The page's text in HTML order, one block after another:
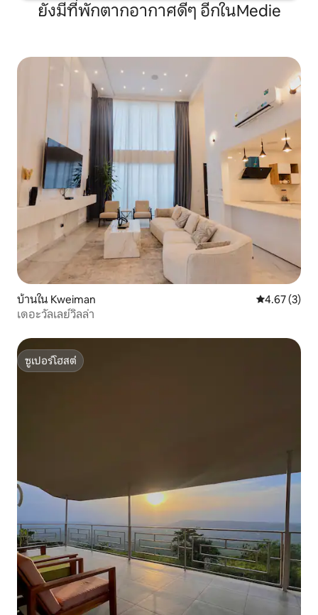
ยังมีที่พักตากอากาศดีๆ อีกในMedie
บ้านใน Kweiman คะแนนเฉลี่ย
4.67 (3)
เดอะวัลเลย์วิลล่า
ซูเปอร์โฮสต์
ซูเปอร์โฮสต์